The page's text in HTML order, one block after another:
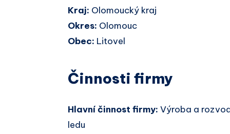
Kraj: Olomoucký kraj
Okres: Olomouc
Obec: Litovel
Činnosti firmy
Hlavní činnost firmy: Výroba a
ledu